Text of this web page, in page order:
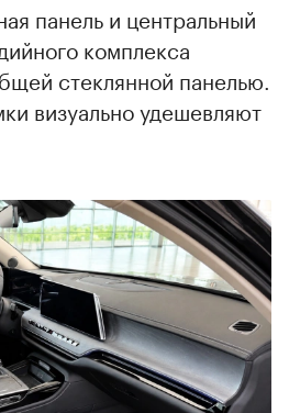
панель и центральный
комплекса
стеклянной панелью.
визуально удешевляют